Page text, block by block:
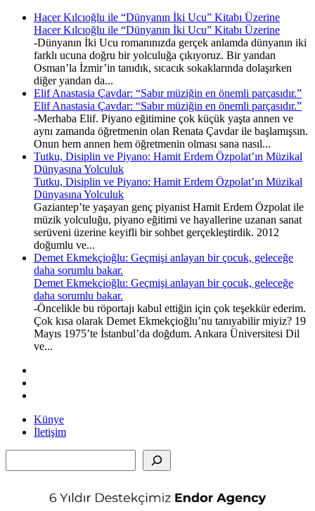
Hacer Kılcıoğlu ile “Dünyanın İki Ucu” Kitabı Üzerine
Hacer Kılcıoğlu ile “Dünyanın İki Ucu” Kitabı Üzerine
-Dünyanın İki Ucu romanınızda gerçek anlamda dünyanın iki
farklı ucuna doğru bir yolculuğa çıkıyoruz. Bir yandan
Osman’la İzmir’in tanıdık, sıcacık sokaklarında dolaşırken
diğer yandan da...
Elif Anastasia Çavdar: “Sabır müziğin en önemli parçasıdır.”
Elif Anastasia Çavdar: “Sabır müziğin en önemli parçasıdır.”
-Merhaba Elif. Piyano eğitimine çok küçük yaşta annen ve
aynı zamanda öğretmenin olan Renata Çavdar ile başlamışsın.
Onun hem annen hem öğretmenin olması sana nasıl...
Tutku, Disiplin ve Piyano: Hamit Erdem Özpolat’ın Müzikal
Dünyasına Yolculuk
Tutku, Disiplin ve Piyano: Hamit Erdem Özpolat’ın Müzikal
Dünyasına Yolculuk
Gaziantep’te yaşayan genç piyanist Hamit Erdem Özpolat ile
müzik yolculuğu, piyano eğitimi ve hayallerine uzanan sanat
serüveni üzerine keyifli bir sohbet gerçekleştirdik. 2012
doğumlu ve...
Demet Ekmekçioğlu: Geçmişi anlayan bir çocuk, geleceğe
daha sorumlu bakar.
Demet Ekmekçioğlu: Geçmişi anlayan bir çocuk, geleceğe
daha sorumlu bakar.
-Öncelikle bu röportajı kabul ettiğin için çok teşekkür ederim.
Çok kısa olarak Demet Ekmekçioğlu’nu tanıyabilir miyiz? 19
Mayıs 1975’te İstanbul’da doğdum. Ankara Üniversitesi Dil
ve...
Künye
İletişim